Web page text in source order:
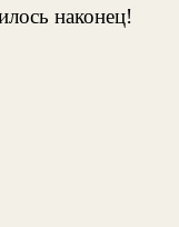
наконец!